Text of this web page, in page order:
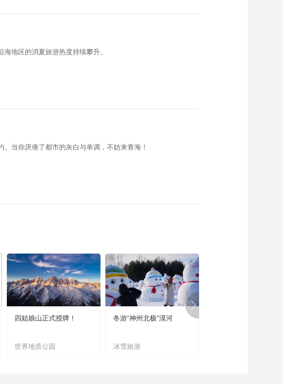
地区的消夏旅游热度持续攀升。
当你厌倦了都市的灰白与单调，不妨来青海！
四姑娘山正式授牌！
世界地质公园
冬游“神州北极”漠河
冰雪旅游